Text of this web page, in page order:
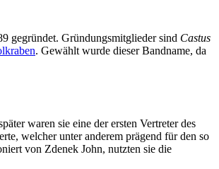
gegründet. Gründungsmitglieder sind Castus
. Gewählt wurde dieser Bandname, da
waren sie eine der ersten Vertreter des
welcher unter anderem prägend für den so
von Zdenek John, nutzten sie die